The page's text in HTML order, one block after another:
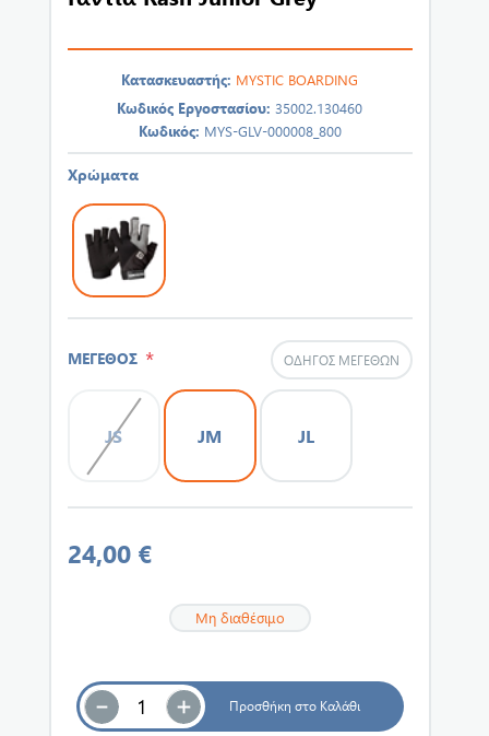
Κατασκευαστής: MYSTIC BOARDING
Κωδικός Εργοστασίου: 35002.130460
Κωδικός: MYS-GLV-000008_800
Χρώματα
ΜΕΓΕΘΟΣ * ΟΔΗΓΌΣ ΜΕΓΕΘΏΝ
JS JM JL
24,00 €
Μη διαθέσιμο